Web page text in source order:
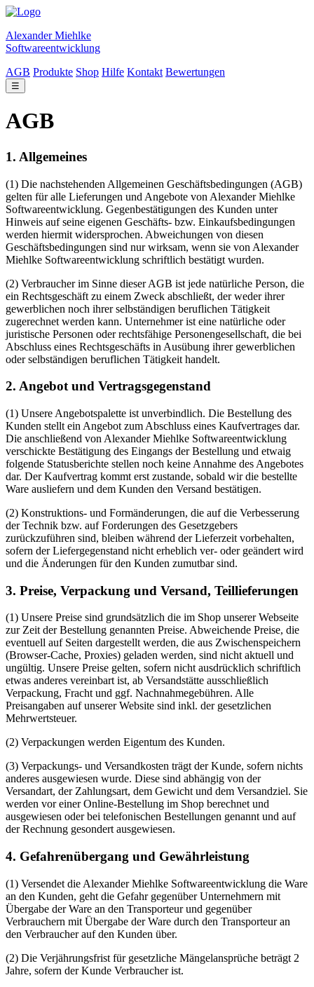
Alexander Miehlke
Softwareentwicklung
AGB Produkte Shop Hilfe Kontakt Bewertungen
☰
AGB
1. Allgemeines
(1) Die nachstehenden Allgemeinen Geschäftsbedingungen (AGB)
gelten für alle Lieferungen und Angebote von Alexander Miehlke
Softwareentwicklung. Gegenbestätigungen des Kunden unter
Hinweis auf seine eigenen Geschäfts- bzw. Einkaufsbedingungen
werden hiermit widersprochen. Abweichungen von diesen
Geschäftsbedingungen sind nur wirksam, wenn sie von Alexander
Miehlke Softwareentwicklung schriftlich bestätigt wurden.
(2) Verbraucher im Sinne dieser AGB ist jede natürliche Person, die
ein Rechtsgeschäft zu einem Zweck abschließt, der weder ihrer
gewerblichen noch ihrer selbständigen beruflichen Tätigkeit
zugerechnet werden kann. Unternehmer ist eine natürliche oder
juristische Personen oder rechtsfähige Personengesellschaft, die bei
Abschluss eines Rechtsgeschäfts in Ausübung ihrer gewerblichen
oder selbständigen beruflichen Tätigkeit handelt.
2. Angebot und Vertragsgegenstand
(1) Unsere Angebotspalette ist unverbindlich. Die Bestellung des
Kunden stellt ein Angebot zum Abschluss eines Kaufvertrages dar.
Die anschließend von Alexander Miehlke Softwareentwicklung
verschickte Bestätigung des Eingangs der Bestellung und etwaig
folgende Statusberichte stellen noch keine Annahme des Angebotes
dar. Der Kaufvertrag kommt erst zustande, sobald wir die bestellte
Ware ausliefern und dem Kunden den Versand bestätigen.
(2) Konstruktions- und Formänderungen, die auf die Verbesserung
der Technik bzw. auf Forderungen des Gesetzgebers
zurückzuführen sind, bleiben während der Lieferzeit vorbehalten,
sofern der Liefergegenstand nicht erheblich ver- oder geändert wird
und die Änderungen für den Kunden zumutbar sind.
3. Preise, Verpackung und Versand, Teillieferungen
(1) Unsere Preise sind grundsätzlich die im Shop unserer Webseite
zur Zeit der Bestellung genannten Preise. Abweichende Preise, die
eventuell auf Seiten dargestellt werden, die aus Zwischenspeichern
(Browser-Cache, Proxies) geladen werden, sind nicht aktuell und
ungültig. Unsere Preise gelten, sofern nicht ausdrücklich schriftlich
etwas anderes vereinbart ist, ab Versandstätte ausschließlich
Verpackung, Fracht und ggf. Nachnahmegebühren. Alle
Preisangaben auf unserer Website sind inkl. der gesetzlichen
Mehrwertsteuer.
(2) Verpackungen werden Eigentum des Kunden.
(3) Verpackungs- und Versandkosten trägt der Kunde, sofern nichts
anderes ausgewiesen wurde. Diese sind abhängig von der
Versandart, der Zahlungsart, dem Gewicht und dem Versandziel. Sie
werden vor einer Online-Bestellung im Shop berechnet und
ausgewiesen oder bei telefonischen Bestellungen genannt und auf
der Rechnung gesondert ausgewiesen.
4. Gefahrenübergang und Gewährleistung
(1) Versendet die Alexander Miehlke Softwareentwicklung die Ware
an den Kunden, geht die Gefahr gegenüber Unternehmern mit
Übergabe der Ware an den Transporteur und gegenüber
Verbrauchern mit Übergabe der Ware durch den Transporteur an
den Verbraucher auf den Kunden über.
(2) Die Verjährungsfrist für gesetzliche Mängelansprüche beträgt 2
Jahre, sofern der Kunde Verbraucher ist.